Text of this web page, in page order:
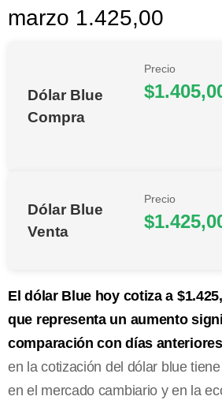
marzo 1.425,00
Dólar Blue
Compra
Precio
Dólar Blue
Venta
Precio
El dólar Blue hoy cotiza a
que representa un aumento
comparación con días
en la cotización del dólar blue
en el mercado cambiario y en la